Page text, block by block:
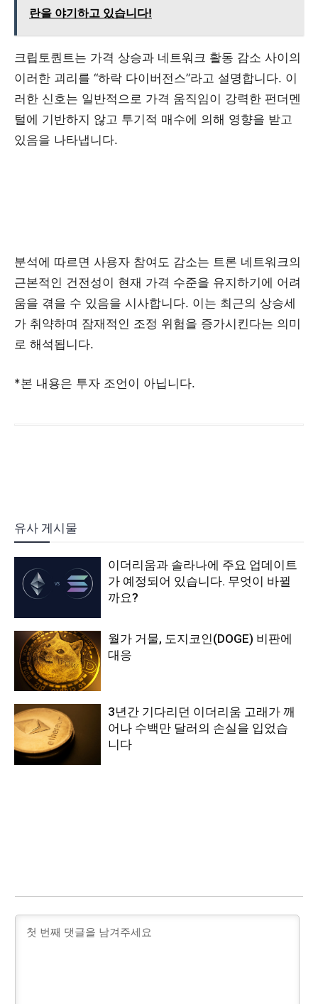
란을 야기하고 있습니다!
크립토퀀트는 가격 상승과 네트워크 활동 감소 사이의
이러한 괴리를 “하락 다이버전스”라고 설명합니다. 이
러한 신호는 일반적으로 가격 움직임이 강력한 펀더멘
털에 기반하지 않고 투기적 매수에 의해 영향을 받고
있음을 나타냅니다.
분석에 따르면 사용자 참여도 감소는 트론 네트워크의
근본적인 건전성이 현재 가격 수준을 유지하기에 어려
움을 겪을 수 있음을 시사합니다. 이는 최근의 상승세
가 취약하며 잠재적인 조정 위험을 증가시킨다는 의미
로 해석됩니다.
*본 내용은 투자 조언이 아닙니다.
유사 게시물
이더리움과 솔라나에 주요 업데이트
가 예정되어 있습니다. 무엇이 바뀔
까요?
월가 거물, 도지코인(DOGE) 비판에
대응
3년간 기다리던 이더리움 고래가 깨
어나 수백만 달러의 손실을 입었습
니다